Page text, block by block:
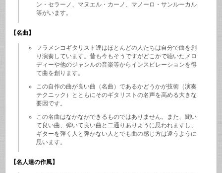
ン・セラーノ、マヌエル・カーノ、マノーロ・サンルーカル
等がいます。
【名曲】
フラメンコギタリスト達はほとんどの人たちは自分で曲を創
り演奏しています。昔も今もそうですがどこかで聴いたメロ
ディーや他のジャンルの音楽等からインスピレーションを得
て曲を創ります。
この自作の曲が良い曲（名曲）であるかどうかが技術（演奏
テクニック）とともにそのギタリストの名声を高める大きな
要因です。
この名曲はなかなかできるものではありません。また、聞い
て良い曲、弾いて良い曲と二通りありように思われますし、
ギターを弾く人と弾かない人とでも曲の感じ方は違うように
思います。
【名人達の作風】